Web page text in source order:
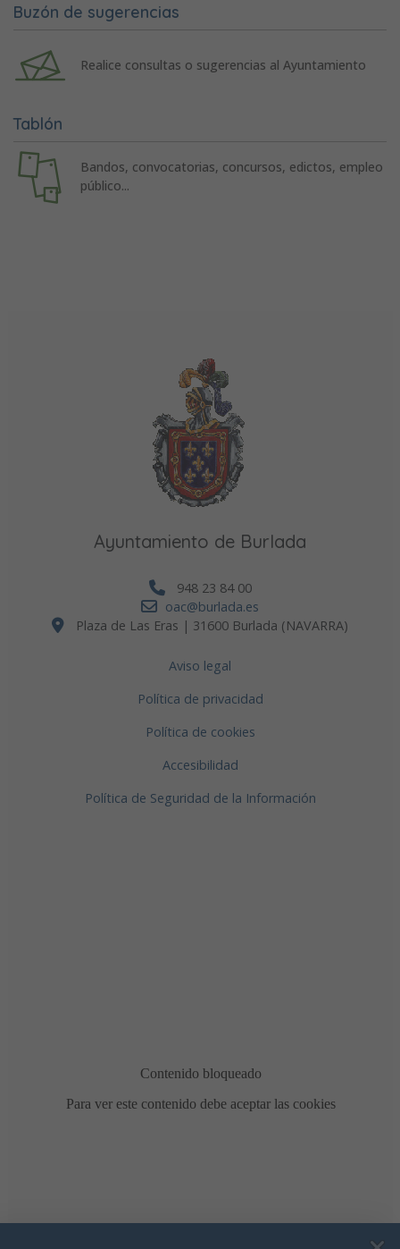
Buzón de sugerencias
Realice consultas o sugerencias al Ayuntamiento
Tablón
Bandos, convocatorias, concursos, edictos, empleo
público...
Ayuntamiento de Burlada
948 23 84 00
oac@burlada.es
Plaza de Las Eras | 31600 Burlada (NAVARRA)
Aviso legal
Política de privacidad
Política de cookies
Accesibilidad
Política de Seguridad de la Información